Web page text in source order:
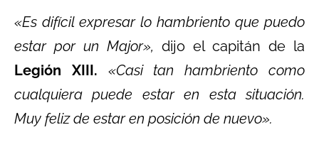
«Es difícil expresar lo hambriento que puedo
estar por un Major», dijo el capitán de la
Legión XIII.
«Casi tan hambriento como
cualquiera puede estar en esta situación.
Muy feliz de estar en posición de nuevo».